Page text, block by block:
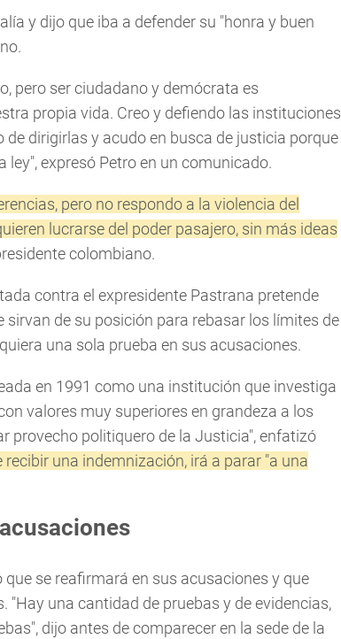
y dijo que iba a defender su "honra y buen
pero ser ciudadano y demócrata es
propia vida. Creo y defiendo las instituciones
de dirigirlas y acudo en busca de justicia porque
ley", expresó Petro en un comunicado.
pero no respondo a la violencia del
lucrarse del poder pasajero, sin más ideas
colombiano.
contra el expresidente Pastrana pretende
sirvan de su posición para rebasar los límites de
una sola prueba en sus acusaciones.
en 1991 como una institución que investiga
valores muy superiores en grandeza a los
provecho politiquero de la Justicia", enfatizó
recibir una indemnización, irá a parar "a una
se reafirmará en sus acusaciones y que
"Hay una cantidad de pruebas y de evidencias,
dijo antes de comparecer en la sede de la